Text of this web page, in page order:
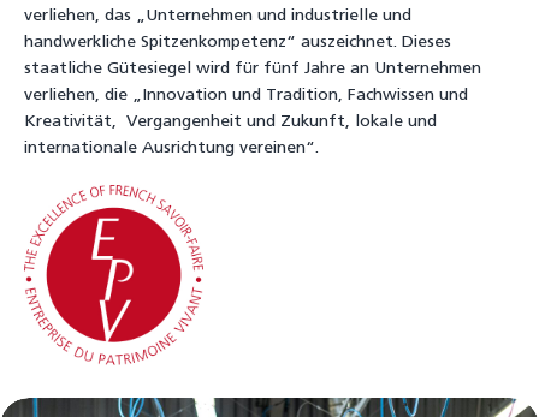
verliehen, das „Unternehmen und industrielle und
handwerkliche Spitzenkompetenz“ auszeichnet. Dieses
staatliche Gütesiegel wird für fünf Jahre an Unternehmen
verliehen, die „Innovation und Tradition, Fachwissen und
Kreativität, Vergangenheit und Zukunft, lokale und
internationale Ausrichtung vereinen“.